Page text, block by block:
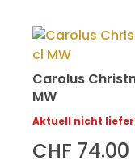
Carolus
MW
Aktuell nicht
CHF 74.00